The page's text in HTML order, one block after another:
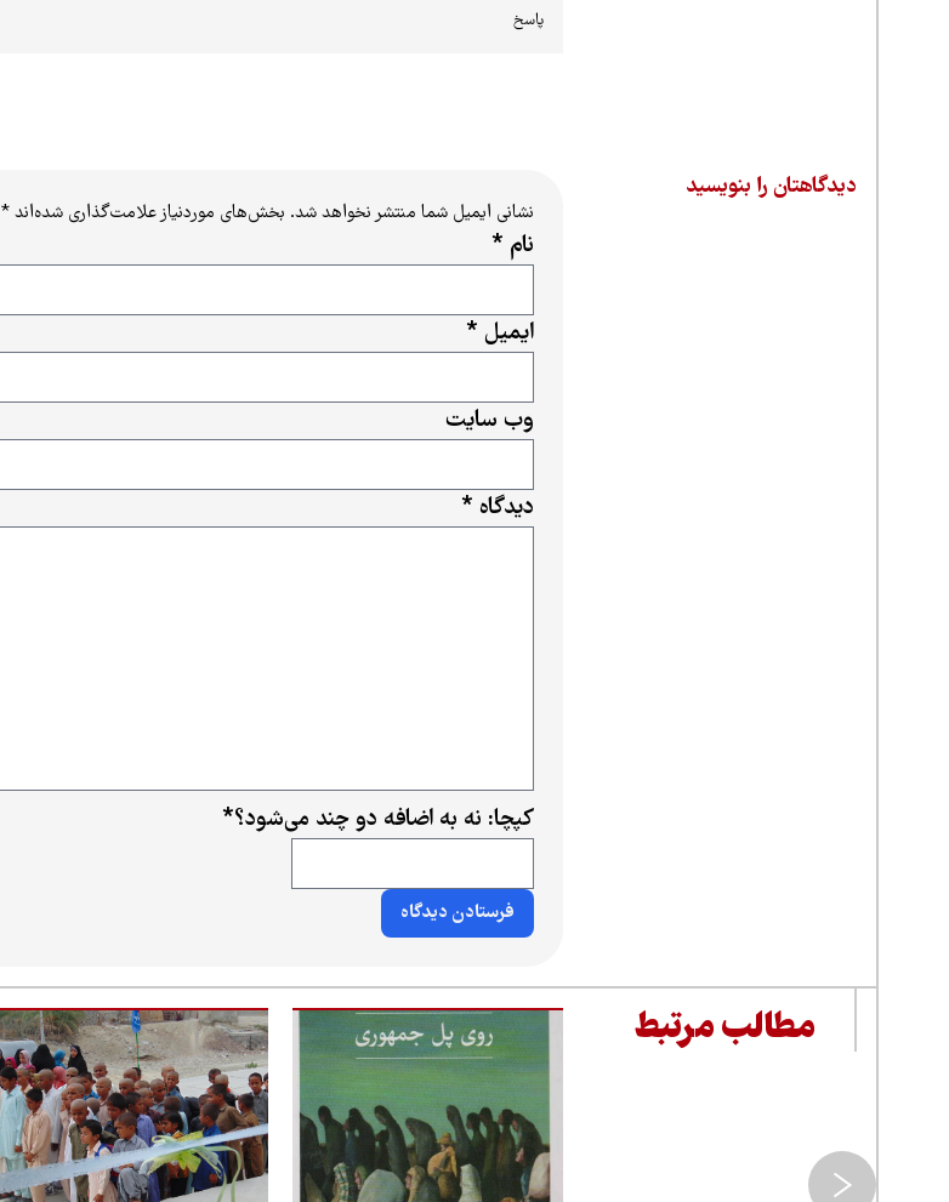
پاسخ
دیدگاهتان را بنویسید
نشانی ایمیل شما منتشر نخواهد شد. بخش‌های موردنیاز علامت‌گذاری شده‌اند*
دیدگاه *
نام *
ایمیل *
وب‌ سایت
کپچا: نه به اضافه دو چند می‌شود؟*
مطالب مرتبط